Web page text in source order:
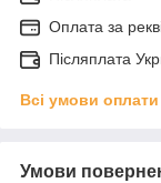
Оплата за
Післяплата
Всі умови оплати
Умови